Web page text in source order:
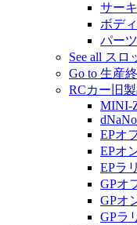
サー
ボデ
パーツ
See all スロ
Go to 生産
RCカー旧
MINI-
dNaNo
EPオ
EPオ
EPラ
GPオ
GPオ
GPラ